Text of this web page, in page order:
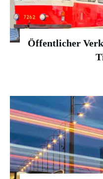
Öffentlicher